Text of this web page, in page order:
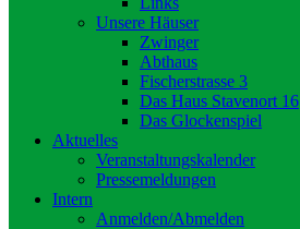
Unsere Häuser
Zwinger
Abthaus
Fischerstrasse 3
Das Haus Stavenort 16
Das Glockenspiel
Aktuelles
Veranstaltungskalender
Pressemeldungen
Intern
Anmelden/Abmelden